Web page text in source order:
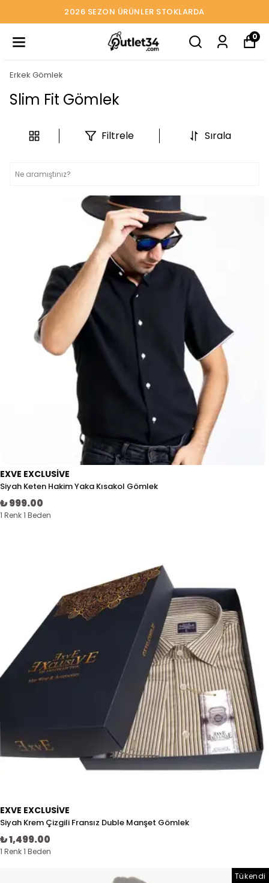
2026 SEZON ÜRÜNLER STOKLARDA
0
Erkek Gömlek
Slim Fit Gömlek
Filtrele Sırala
EXVE EXCLUSIVE
Siyah Keten Hakim Yaka Kısakol Gömlek
₺ 999.00
1 Renk 1 Beden
EXVE EXCLUSIVE
Siyah Krem Çizgili Fransız Duble Manşet Gömlek
₺ 1,499.00
1 Renk 1 Beden
Tükendi